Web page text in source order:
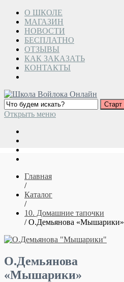
О ШКОЛЕ
МАГАЗИН
НОВОСТИ
БЕСПЛАТНО
ОТЗЫВЫ
КАК ЗАКАЗАТЬ
КОНТАКТЫ
Открыть меню
Главная
/
Каталог
/
10. Домашние тапочки
/ О.Демьянова «Мышарики»
О.Демьянова
«Мышарики»